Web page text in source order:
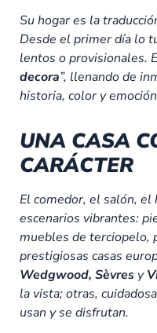
Su hogar es la
Desde el primer día lo
lentos o provisionales.
decora”, llenando de
historia, color y
UNA CASA
CARÁCTER
El comedor, el salón,
escenarios vibrantes:
muebles de terciopelo,
prestigiosas casas
Wedgwood, Sèvres y
la vista; otras,
usan y se disfrutan.